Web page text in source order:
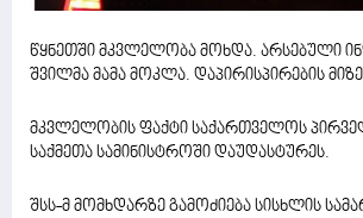
წყნეთში მკვლელობა მოხდა. არსებული
შვილმა მამა მოკლა. დაპირისპირების
მკვლელობის ფაქტი საქართველოს
საქმეთა სამინისტროში დაუდასტურეს.
შსს-მ მომხდარზე გამოძიება სისხლის